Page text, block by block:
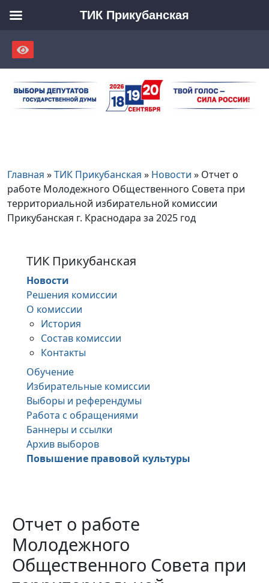
content
Главная »ТИК Прикубанская » Новости » Отчет о
работе Молодежного Общественного Совета при
территориальной избирательной комиссии
Прикубанская г. Краснодара за 2025 год
ТИК Прикубанская
Новости
Решения комиссии
О комиссии
История
Состав комиссии
Контакты
Обучение
Избирательные комиссии
Выборы и референдумы
Работа с обращениями
Баннеры и ссылки
Архив выборов
Повышение правовой культуры
Отчет о работе
Молодежного
Общественного Совета при
ТИК Прикубанская